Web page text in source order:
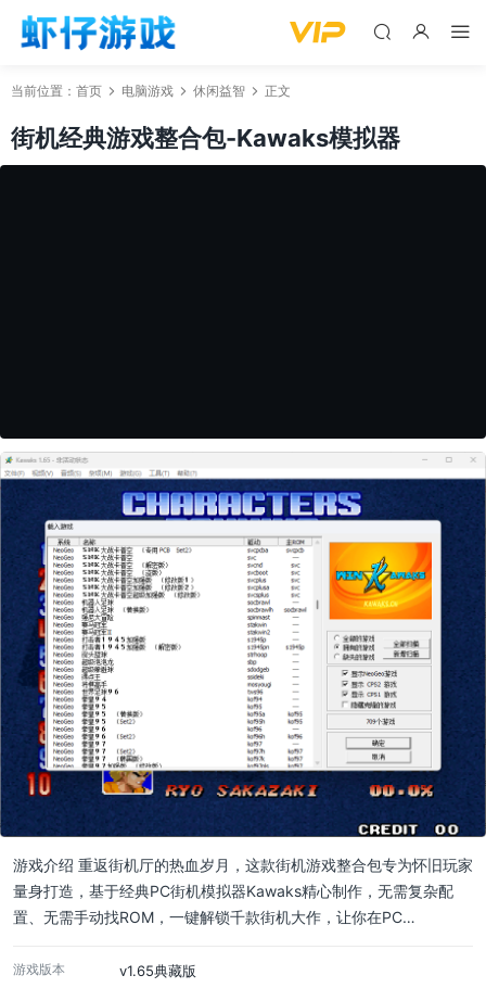
当前位置： 首页 电脑游戏 休闲益智 正文
街机经典游戏整合包-Kawaks模拟器
游戏介绍 重返街机厅的热血岁月，这款街机游戏整合包专为怀旧玩家
量身打造，基于经典PC街机模拟器Kawaks精心制作，无需复杂配
置、无需手动找ROM，一键解锁千款街机大作，让你在PC…
游戏版本 v1.65典藏版